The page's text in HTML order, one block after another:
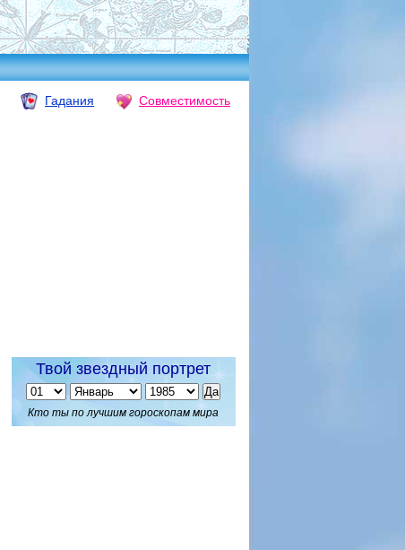
Гадания Совместимость
Твой звездный портрет
Кто ты по лучшим гороскопам мира